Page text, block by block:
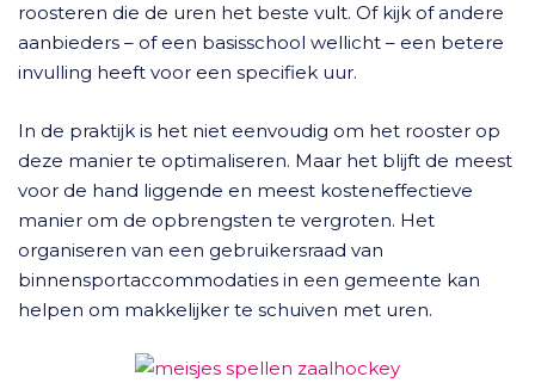
roosteren die de uren het beste vult. Of kijk of andere
aanbieders – of een basisschool wellicht – een betere
invulling heeft voor een specifiek uur.
In de praktijk is het niet eenvoudig om het rooster op
deze manier te optimaliseren. Maar het blijft de meest
voor de hand liggende en meest kosteneffectieve
manier om de opbrengsten te vergroten. Het
organiseren van een gebruikersraad van
binnensportaccommodaties in een gemeente kan
helpen om makkelijker te schuiven met uren.